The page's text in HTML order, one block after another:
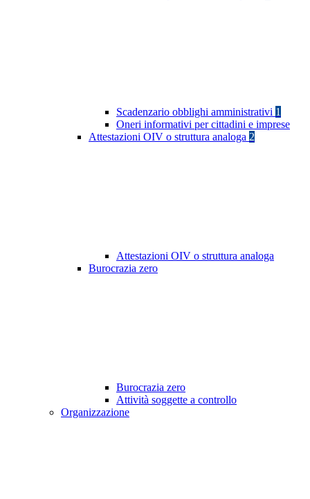
Scadenzario obblighi amministrativi 1
Oneri informativi per cittadini e imprese
Attestazioni OIV o struttura analoga 2
Attestazioni OIV o struttura analoga
Burocrazia zero
Burocrazia zero
Attività soggette a controllo
Organizzazione